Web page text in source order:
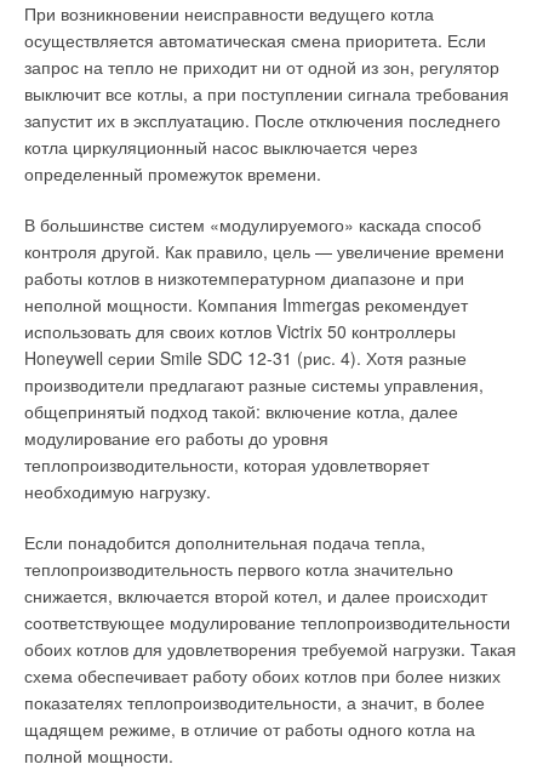
При возникновении неисправности ведущего котла
осуществляется автоматическая смена приоритета. Если
запрос на тепло не приходит ни от одной из зон, регулятор
выключит все котлы, а при поступлении сигнала требования
запустит их в эксплуатацию. После отключения последнего
котла циркуляционный насос выключается через
определенный промежуток времени.
В большинстве систем «модулируемого» каскада способ
контроля другой. Как правило, цель — увеличение времени
работы котлов в низкотемпературном диапазоне и при
неполной мощности. Компания Immergas рекомендует
использовать для своих котлов Victrix 50 контроллеры
Honeywell серии Smile SDC 12-31 (рис. 4). Хотя разные
производители предлагают разные системы управления,
общепринятый подход такой: включение котла, далее
модулирование его работы до уровня
теплопроизводительности, которая удовлетворяет
необходимую нагрузку.
Если понадобится дополнительная подача тепла,
теплопроизводительность первого котла значительно
снижается, включается второй котел, и далее происходит
соответствующее модулирование теплопроизводительности
обоих котлов для удовлетворения требуемой нагрузки. Такая
схема обеспечивает работу обоих котлов при более низких
показателях теплопроизводительности, а значит, в более
щадящем режиме, в отличие от работы одного котла на
полной мощности.
В этой теме еще нет комментариев
Добавить комментарий
Текст комментария